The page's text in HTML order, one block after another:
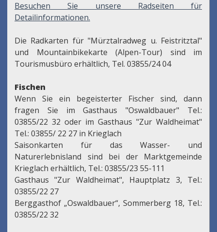
Besuchen Sie unsere Radseiten für
Detailinformationen.
Die Radkarten für "Mürztalradweg u. Feistritztal"
und Mountainbikekarte (Alpen-Tour) sind im
Tourismusbüro erhältlich, Tel. 03855/24 04
Fischen
Wenn Sie ein begeisterter Fischer sind, dann
fragen Sie im Gasthaus "Oswaldbauer" Tel.:
03855/22 32 oder im Gasthaus "Zur Waldheimat"
Tel.: 03855/ 22 27 in Krieglach
Saisonkarten für das Wasser- und
Naturerlebnisland sind bei der Marktgemeinde
Krieglach erhältlich, Tel.: 03855/23 55-111
Gasthaus "Zur Waldheimat", Hauptplatz 3, Tel.:
03855/22 27
Berggasthof „Oswaldbauer“, Sommerberg 18, Tel.:
03855/22 32